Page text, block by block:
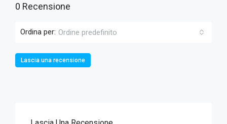
0 Recensione
Ordina per: Ordine predefinito
Lascia una recensione